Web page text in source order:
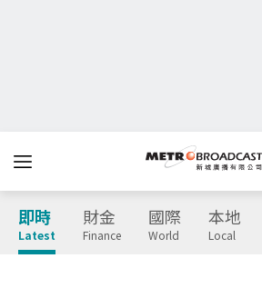
即時
Latest
財金
Finance
國際
World
本地
Local